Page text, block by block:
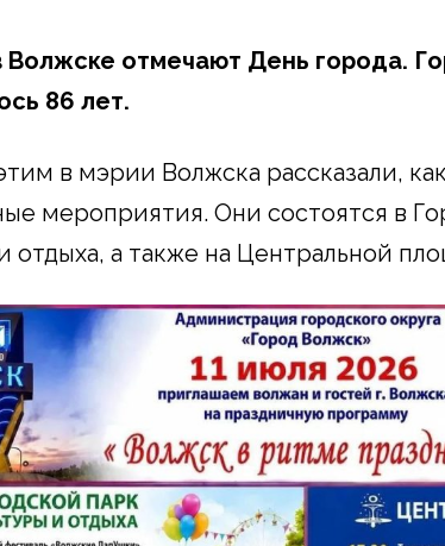
Волжске отмечают День города.
86 лет.
в мэрии Волжска рассказали,
мероприятия. Они состоятся в
отдыха, а также на Центральной